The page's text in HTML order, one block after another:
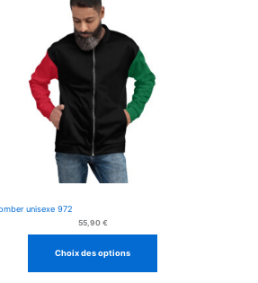
unisexe 972
55,90 €
Choix des options